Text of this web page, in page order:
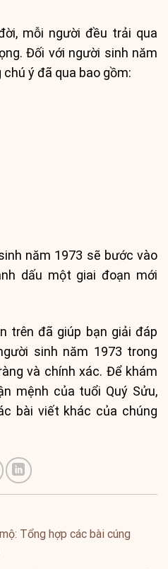
mỗi người đều trải qua
Đối với người sinh năm
ý đã qua bao gồm:
năm 1973 sẽ bước vào
dấu một giai đoạn mới
trên đã giúp bạn giải đáp
sinh năm 1973 trong
và chính xác. Để khám
mệnh của tuổi Quý Sửu,
bài viết khác của chúng
Tổng hợp các bài cúng